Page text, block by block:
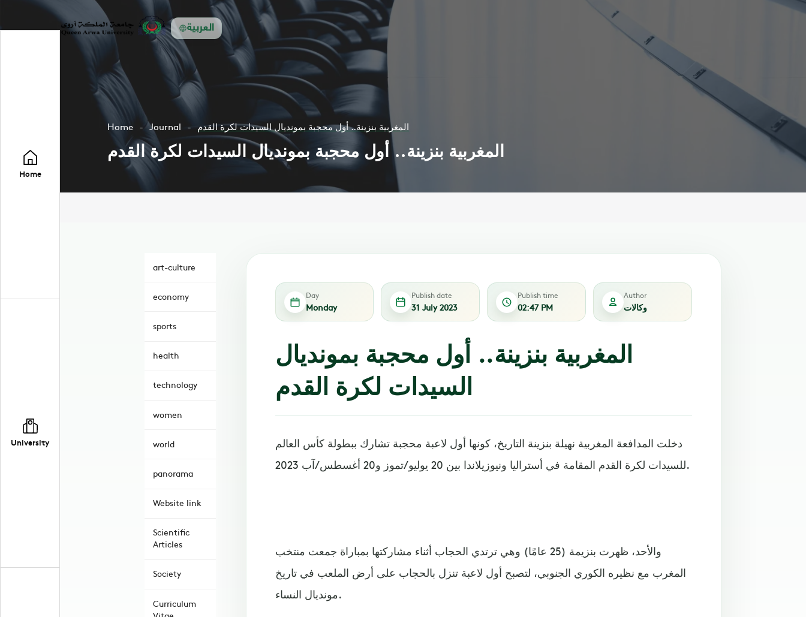
العربية
Home
University
Home Journal المغربية بنزينة.. أول محجبة بمونديال السيدات لكرة القدم
المغربية بنزينة.. أول محجبة بمونديال السيدات لكرة القدم
art-culture
economy
sports
health
technology
women
world
panorama
Website link
Scientific
Articles
Society
Curriculum
Day
Monday
Publish date
31 July 2023
Publish time
02:47 PM
Author
وكالات
المغربية بنزينة.. أول محجبة بمونديال
السيدات لكرة القدم
دخلت المدافعة المغربية نهيلة بنزينة التاريخ، كونها أول لاعبة محجبة تشارك ببطولة كأس العالم
للسيدات لكرة القدم المقامة في أستراليا ونيوزيلاندا بين 20 يوليو/تموز و20 أغسطس/آب 2023.
والأحد، ظهرت بنزيمة (25 عامًا) وهي ترتدي الحجاب أثناء مشاركتها بمباراة جمعت منتخب
المغرب مع نظيره الكوري الجنوبي، لتصبح أول لاعبة تنزل بالحجاب على أرض الملعب في تاريخ
مونديال النساء.